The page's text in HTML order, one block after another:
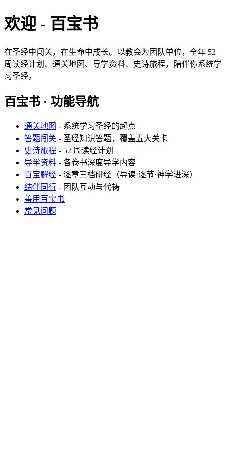
欢迎 - 百宝书
在圣经中闯关，在生命中成长。以教会为团队单位，全年 52
周读经计划、通关地图、导学资料、史诗旅程，陪伴你系统学
习圣经。
百宝书 · 功能导航
通关地图 - 系统学习圣经的起点
答题闯关 - 圣经知识答题，覆盖五大关卡
史诗旅程 - 52 周读经计划
导学资料 - 各卷书深度导学内容
百宝解经 - 逐章三档研经（导读·逐节·神学进深）
结伴同行 - 团队互动与代祷
善用百宝书
常见问题